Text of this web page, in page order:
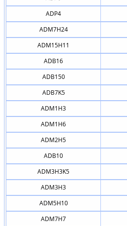
ADP4
ADM7H24
ADM15H11
ADB16
ADB150
ADB7K5
ADM1H3
ADM1H6
ADM2H5
ADB10
ADM3H3K5
ADM3H3
ADM5H10
ADM7H7